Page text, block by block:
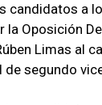
candidatos a
la Oposición
Limas al
segundo